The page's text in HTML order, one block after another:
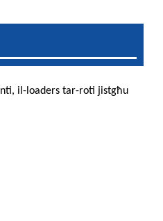
il-loaders tar-roti jistgħu